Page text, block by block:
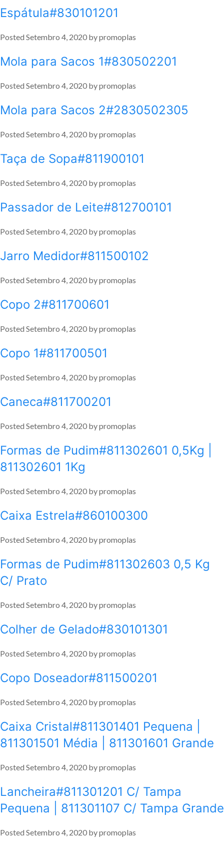
Espátula#830101201
Posted Setembro 4, 2020 bypromoplas
Mola para Sacos 1#830502201
Posted Setembro 4, 2020 bypromoplas
Mola para Sacos 2#2830502305
Posted Setembro 4, 2020 bypromoplas
Taça de Sopa#811900101
Posted Setembro 4, 2020 bypromoplas
Passador de Leite#812700101
Posted Setembro 4, 2020 bypromoplas
Jarro Medidor#811500102
Posted Setembro 4, 2020 bypromoplas
Copo 2#811700601
Posted Setembro 4, 2020 bypromoplas
Copo 1#811700501
Posted Setembro 4, 2020 bypromoplas
Caneca#811700201
Posted Setembro 4, 2020 bypromoplas
Formas de Pudim#811302601 0,5Kg |
811302601 1Kg
Posted Setembro 4, 2020 bypromoplas
Caixa Estrela#860100300
Posted Setembro 4, 2020 bypromoplas
Formas de Pudim#811302603 0,5 Kg
C/ Prato
Posted Setembro 4, 2020 bypromoplas
Colher de Gelado#830101301
Posted Setembro 4, 2020 bypromoplas
Copo Doseador#811500201
Posted Setembro 4, 2020 bypromoplas
Caixa Cristal#811301401 Pequena |
811301501 Média | 811301601 Grande
Posted Setembro 4, 2020 bypromoplas
Lancheira#811301201 C/ Tampa
Pequena | 811301107 C/ Tampa Grande
Posted Setembro 4, 2020 bypromoplas